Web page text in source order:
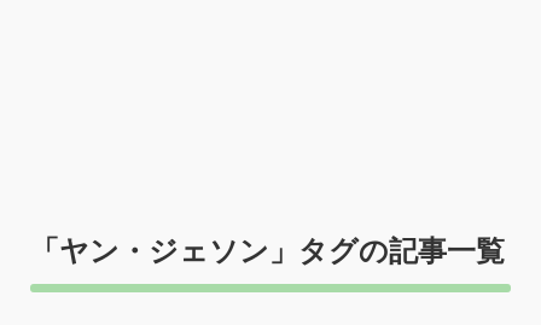
「ヤン・ジェソン 」タグの記事一覧